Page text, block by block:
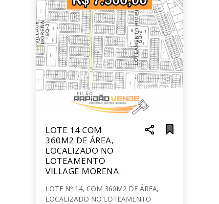
LOTE 14 COM
360M2 DE ÁREA,
LOCALIZADO NO
LOTEAMENTO
VILLAGE MORENA.
LOTE Nº 14, COM 360M2 DE ÁREA,
LOCALIZADO NO LOTEAMENTO